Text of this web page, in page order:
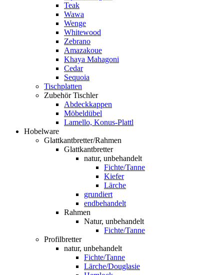
Teak
Wawa
Wenge
Whitewood
Zebrano
Amazakoue
Khaya Mahagoni
Cedar
Sequoia
Tischplatten
Zubehör Tischler
Abdeckkappen
Möbeldübel
Lamello, Konus-Plattl
Hobelware
Glattkantbretter/Rahmen
Glattkantbretter
natur, unbehandelt
Fichte/Tanne
Kiefer
Lärche
grundiert
endbehandelt
Rahmen
Natur, unbehandelt
Fichte/Tanne
Profilbretter
natur, unbehandelt
Fichte/Tanne
Lärche/Douglasie